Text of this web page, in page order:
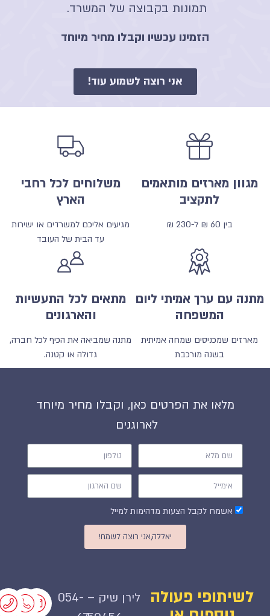
תמונות בקבוצה של המשרד.
הזמינו עכשיו וקבלו מחיר מיוחד
אני רוצה לשמוע עוד!
מגוון מארזים מותאמים
לתקציב
בין 60 ₪ ל-230 ₪
משלוחים לכל רחבי
הארץ
מגיעים אליכם למשרדים או ישירות
עד הבית של העובד
מתנה עם ערך אמיתי ליום
המשפחה
מארזים שמכניסים שמחה אמיתית
בשנה מורכבת
מתאים לכל התעשיות
והארגונים
מתנה שמביאה את הכיף לכל חברה,
גדולה או קטנה.
מלאו את הפרטים כאן, וקבלו מחיר מיוחד
לארוגנים
אשמח לקבל הצעות מדהימות למייל
יאללה,אני רוצה לשמח!
לשיתופי פעולה
לירן שיק – ⁦054-